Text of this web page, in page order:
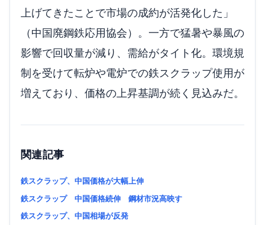
上げてきたことで市場の成約が活発化した」
（中国廃鋼鉄応用協会）。一方で猛暑や暴風の
影響で回収量が減り、需給がタイト化。環境規
制を受けて転炉や電炉での鉄スクラップ使用が
増えており、価格の上昇基調が続く見込みだ。
関連記事
鉄スクラップ、中国価格が大幅上伸
鉄スクラップ 中国価格続伸 鋼材市況高映す
鉄スクラップ、中国相場が反発